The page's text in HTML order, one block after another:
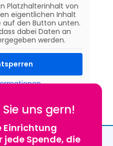
Platzhalterinhalt von
eigentlichen Inhalt
auf den Button unten.
dabei Daten an
werden.
uns gern!
Einrichtung
jede Spende, die